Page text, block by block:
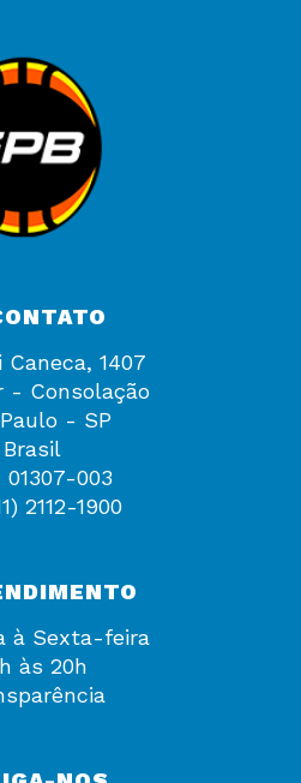
Caneca, 1407
- Consolação
- SP
Brasil
01307-003
2112-1900
à Sexta-feira
às 20h